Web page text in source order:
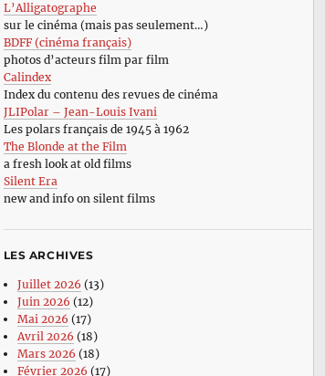
L’Alligatographe
sur le cinéma (mais pas seulement…)
BDFF (cinéma français)
photos d’acteurs film par film
Calindex
Index du contenu des revues de cinéma
JLIPolar – Jean-Louis Ivani
Les polars français de 1945 à 1962
The Blonde at the Film
a fresh look at old films
Silent Era
new and info on silent films
LES ARCHIVES
Juillet 2026 (13)
Juin 2026 (12)
Mai 2026 (17)
Avril 2026 (18)
Mars 2026 (18)
Février 2026 (17)